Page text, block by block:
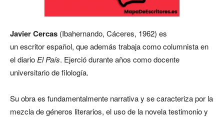
Javier Cercas (Ibahernando, Cáceres, 1962) es
un escritor español, que además trabaja como columnista en
el diario El País. Ejerció durante años como docente
universitario de filología.
Su obra es fundamentalmente narrativa y se caracteriza por la
mezcla de géneros literarios, el uso de la novela testimonio y